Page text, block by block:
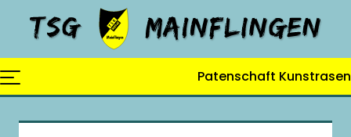
Patenschaft Kunstrasen